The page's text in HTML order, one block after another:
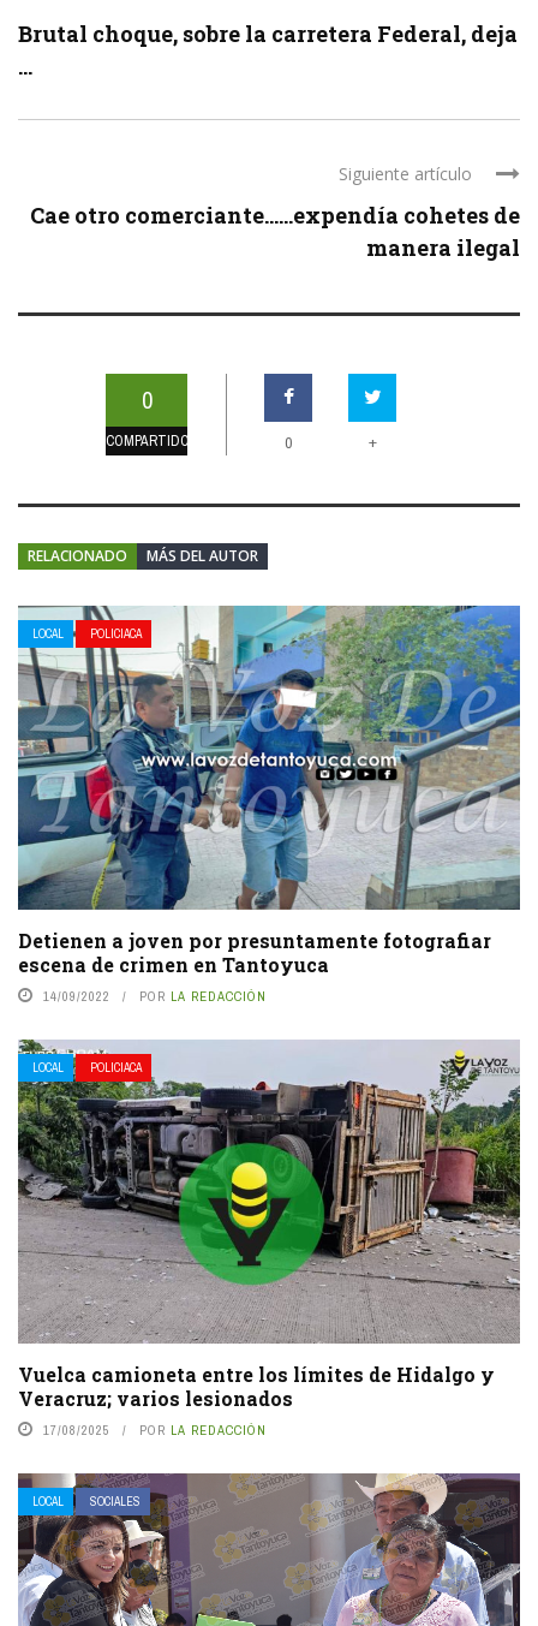
Brutal choque, sobre la carretera Federal, deja
...
Siguiente artículo
Cae otro comerciante……expendía cohetes de
manera ilegal
0
COMPARTIDOS 0 +
RELACIONADO MÁS DEL AUTOR
LOCAL POLICIACA
Detienen a joven por presuntamente fotografiar
escena de crimen en Tantoyuca
14/09/2022 POR LA REDACCIÓN
LOCAL POLICIACA
Vuelca camioneta entre los límites de Hidalgo y
Veracruz; varios lesionados
17/08/2025 POR LA REDACCIÓN
LOCAL SOCIALES